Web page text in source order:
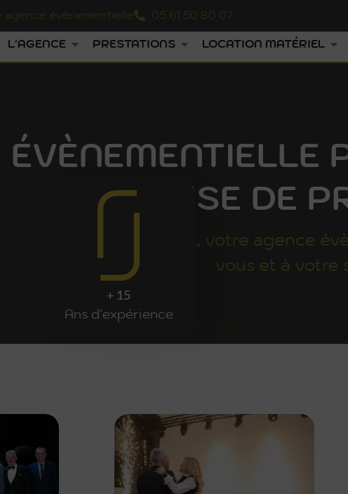
agence évènementielle 05 61 50 80 07
L'AGENCE PRESTATIONS LOCATION MATÉRIEL
ÉVÈNEMENTIELLE
REMISE DE
, votre agence
vous et à votre
+ 15
Ans d'expérience